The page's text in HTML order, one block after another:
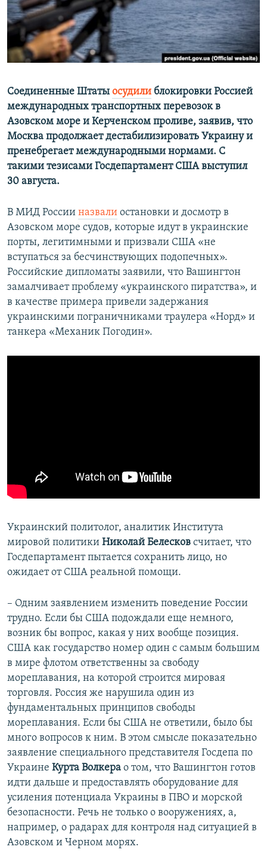
ПОБЕДИТЕЛЕЙ НЕ СУДЯТ?
КРЫМ.НЕПОКОРЕННЫЙ
ELIFBE
ПРИСОЕДИНЯЙТЕСЬ!
Все сайты RFE/RL
Соединенные Штаты осудили блокировки Россией
международных транспортных перевозок в
Азовском море и Керченском проливе, заявив, что
Москва продолжает дестабилизировать Украину и
пренебрегает международными нормами. С
такими тезисами Госдепартамент США выступил
30 августа.
В МИД России назвали остановки и досмотр в
Азовском море судов, которые идут в украинские
порты, легитимными и призвали США «не
вступаться за бесчинствующих подопечных».
Российские дипломаты заявили, что Вашингтон
замалчивает проблему «украинского пиратства», и
в качестве примера привели задержания
украинскими пограничниками траулера «Норд» и
танкера «Механик Погодин».
Украинский политолог, аналитик Института
мировой политики Николай Белесков считает, что
Госдепартамент пытается сохранить лицо, но
ожидает от США реальной помощи.
– Одним заявлением изменить поведение России
трудно. Если бы США подождали еще немного,
возник бы вопрос, какая у них вообще позиция.
США как государство номер один с самым большим
в мире флотом ответственны за свободу
мореплавания, на которой строится мировая
торговля. Россия же нарушила один из
фундаментальных принципов свободы
мореплавания. Если бы США не ответили, было бы
много вопросов к ним. В этом смысле показательно
заявление специального представителя Госдепа по
Украине Курта Волкера о том, что Вашингтон готов
идти дальше и предоставлять оборудование для
усиления потенциала Украины в ПВО и морской
безопасности. Речь не только о вооружениях, а,
например, о радарах для контроля над ситуацией в
Азовском и Черном морях.